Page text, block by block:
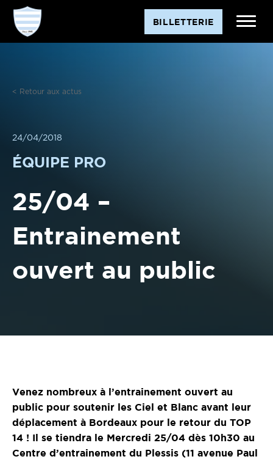
Aller
contenu
BILLETTERIE
< Retour aux actus
24/04/2018
ÉQUIPE PRO
25/04 –
Entrainement
ouvert au public
Venez nombreux à l’entrainement ouvert au
public pour soutenir les Ciel et Blanc avant leur
déplacement à Bordeaux pour le retour du TOP
14 ! Il se tiendra le Mercredi 25/04 dès 10h30 au
Centre d’entrainement du Plessis (11 avenue Paul